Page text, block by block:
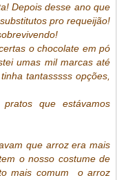
Depois desse ano que
pro requeijão!
o chocolate em pó
umas mil marcas até
tantasssss opções,
que estávamos
que arroz era mais
o nosso costume de
mais comum o arroz